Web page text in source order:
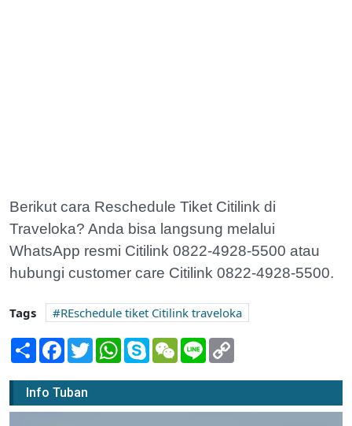
Berikut cara Reschedule Tiket Citilink di
Traveloka? Anda bisa langsung melalui
WhatsApp resmi Citilink 0822-4928-5500 atau
hubungi customer care Citilink 0822-4928-5500.
Tags
REschedule tiket Citilink traveloka
Share Facebook
TwitterWhatsApp
SkypeWeChatLine
Info Tuban